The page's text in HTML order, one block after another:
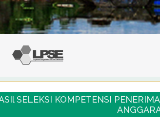
SELEKSI KOMPETENSI